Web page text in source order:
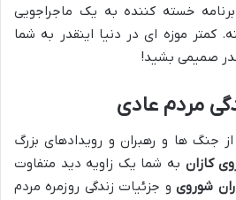
خسته کننده به یک ماجراجویی
کمتر موزه ای در دنیا اینقدر به شما
صمیمی بشید!
مردم عادی
جنگ ها و رهبران و رویدادهای بزرگ
کازان به شما یک زاویه دید متفاوت
شورویو جزئیات زندگی روزمره مردم